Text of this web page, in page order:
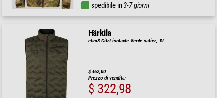
spedibile in3-7 giorni
Härkila
clim8 Gilet isolante Verde salice, XL
$ 462,00
Prezzo di vendita:
$ 322,98